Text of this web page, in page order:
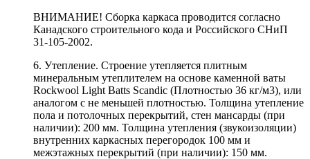
ВНИМАНИЕ! Сборка каркаса проводится согласно
Канадского строительного кода и Российского СНиП
31-105-2002.
6. Утепление. Строение утепляется плитным
минеральным утеплителем на основе каменной ваты
Rockwool Light Batts Scandic (Плотностью 36 кг/м3), или
аналогом с не меньшей плотностью. Толщина утепление
пола и потолочных перекрытий, стен мансарды (при
наличии): 200 мм. Толщина утепления (звукоизоляции)
внутренних каркасных перегородок 100 мм и
межэтажных перекрытий (при наличии): 150 мм.